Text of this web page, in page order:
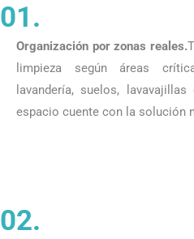
01.
Organización por zonas reales.
limpieza según áreas
lavandería, suelos,
espacio cuente con la solución
02.